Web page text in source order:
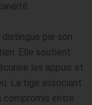
distingue par son
Elle soutient
les appuis et
La tige associant
entre